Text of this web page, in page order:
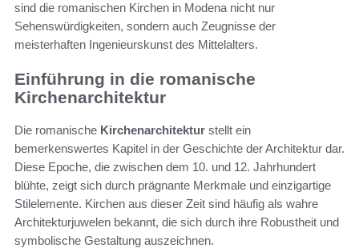
sind die romanischen Kirchen in Modena nicht nur
Sehenswürdigkeiten, sondern auch Zeugnisse der
meisterhaften Ingenieurskunst des Mittelalters.
Einführung in die romanische
Kirchenarchitektur
Die romanische Kirchenarchitektur stellt ein
bemerkenswertes Kapitel in der Geschichte der Architektur dar.
Diese Epoche, die zwischen dem 10. und 12. Jahrhundert
blühte, zeigt sich durch prägnante Merkmale und einzigartige
Stilelemente. Kirchen aus dieser Zeit sind häufig als wahre
Architekturjuwelen bekannt, die sich durch ihre Robustheit und
symbolische Gestaltung auszeichnen.